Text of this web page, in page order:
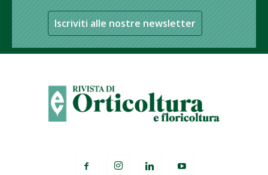
Iscriviti alle nostre newsletter